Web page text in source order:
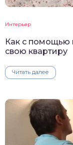
Интерьер
Как с помощью
свою квартиру
Читать далее